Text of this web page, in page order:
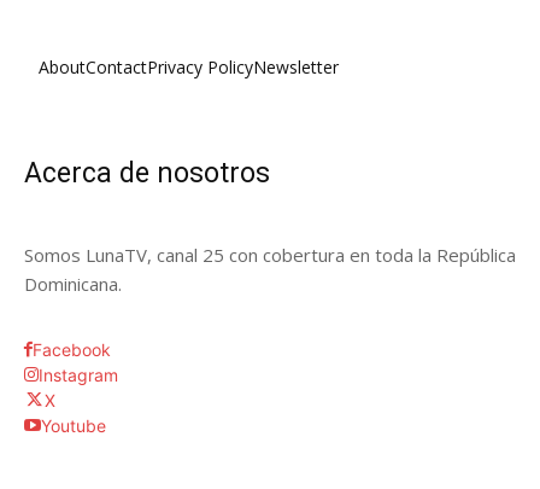
AboutContactPrivacy PolicyNewsletter
Acerca de nosotros
Somos LunaTV, canal 25 con cobertura en toda la República
Dominicana.
Facebook
Instagram
X
Youtube